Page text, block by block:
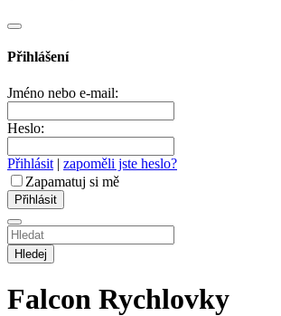
Přihlášení
Jméno nebo e-mail:
Heslo:
Přihlásit | zapoměli jste heslo?
Zapamatuj si mě
Hledej
Falcon Rychlovky